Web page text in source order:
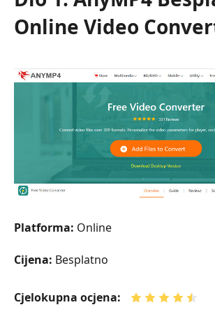
Video
Dio
2.
Aiseesoft
pretvarač
Dio
3.
Video
Cisdem
Online Video
Platforma: Online
Cijena: Besplatno
Cjelokupna ocjena: